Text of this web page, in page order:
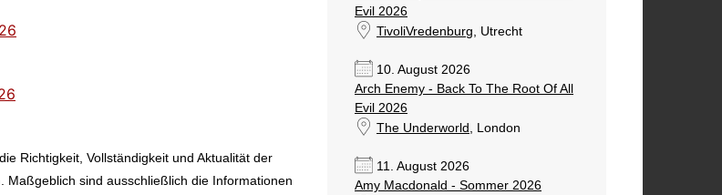
Richtigkeit, Vollständigkeit und Aktualität der
Maßgeblich sind ausschließlich die Informationen
Evil 2026
TivoliVredenburg, Utrecht
10. August 2026
Arch Enemy - Back To The Root Of All
Evil 2026
The Underworld , London
11. August 2026
Amy Macdonald - Sommer 2026